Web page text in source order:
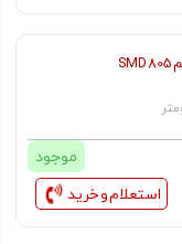
موجود
استعلام و خرید